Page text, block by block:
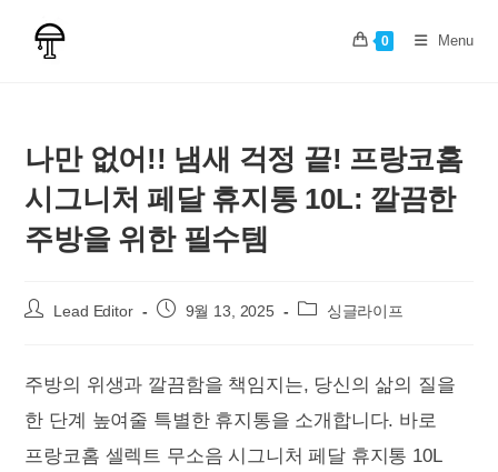
0 Menu
나만 없어!! 냄새 걱정 끝! 프랑코홈
시그니처 페달 휴지통 10L: 깔끔한
주방을 위한 필수템
Post Lead Editor
Post9월 13, 2025
Post 싱글라이프
주방의 위생과 깔끔함을 책임지는, 당신의 삶의 질을
한 단계 높여줄 특별한 휴지통을 소개합니다. 바로
프랑코홈 셀렉트 무소음 시그니처 페달 휴지통 10L